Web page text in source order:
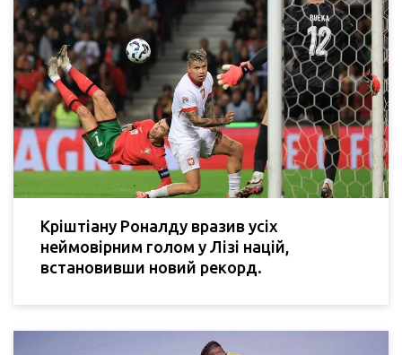
Кріштіану Роналду вразив усіх
неймовірним голом у Лізі націй,
встановивши новий рекорд.